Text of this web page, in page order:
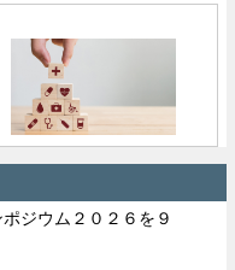
ポジウム２０２６を９